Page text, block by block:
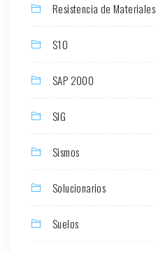
Resistencia de Materiales
S10
SAP 2000
SIG
Sismos
Solucionarios
Suelos